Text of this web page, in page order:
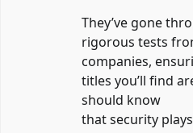
They’ve gone
rigorous tests
companies,
titles you’ll find
should know
that security